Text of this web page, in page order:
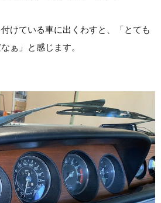
けている車に出くわすと、「とても
ぁ」と感じます。